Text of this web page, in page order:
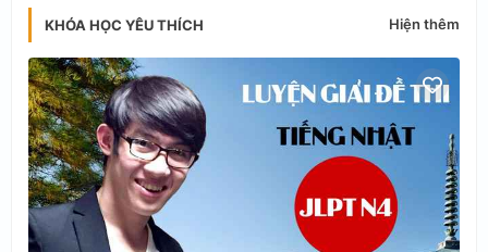
KHÓA HỌC YÊU THÍCH Hiện thêm